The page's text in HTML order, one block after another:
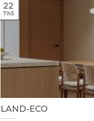
LAND-ECO
22
Th5